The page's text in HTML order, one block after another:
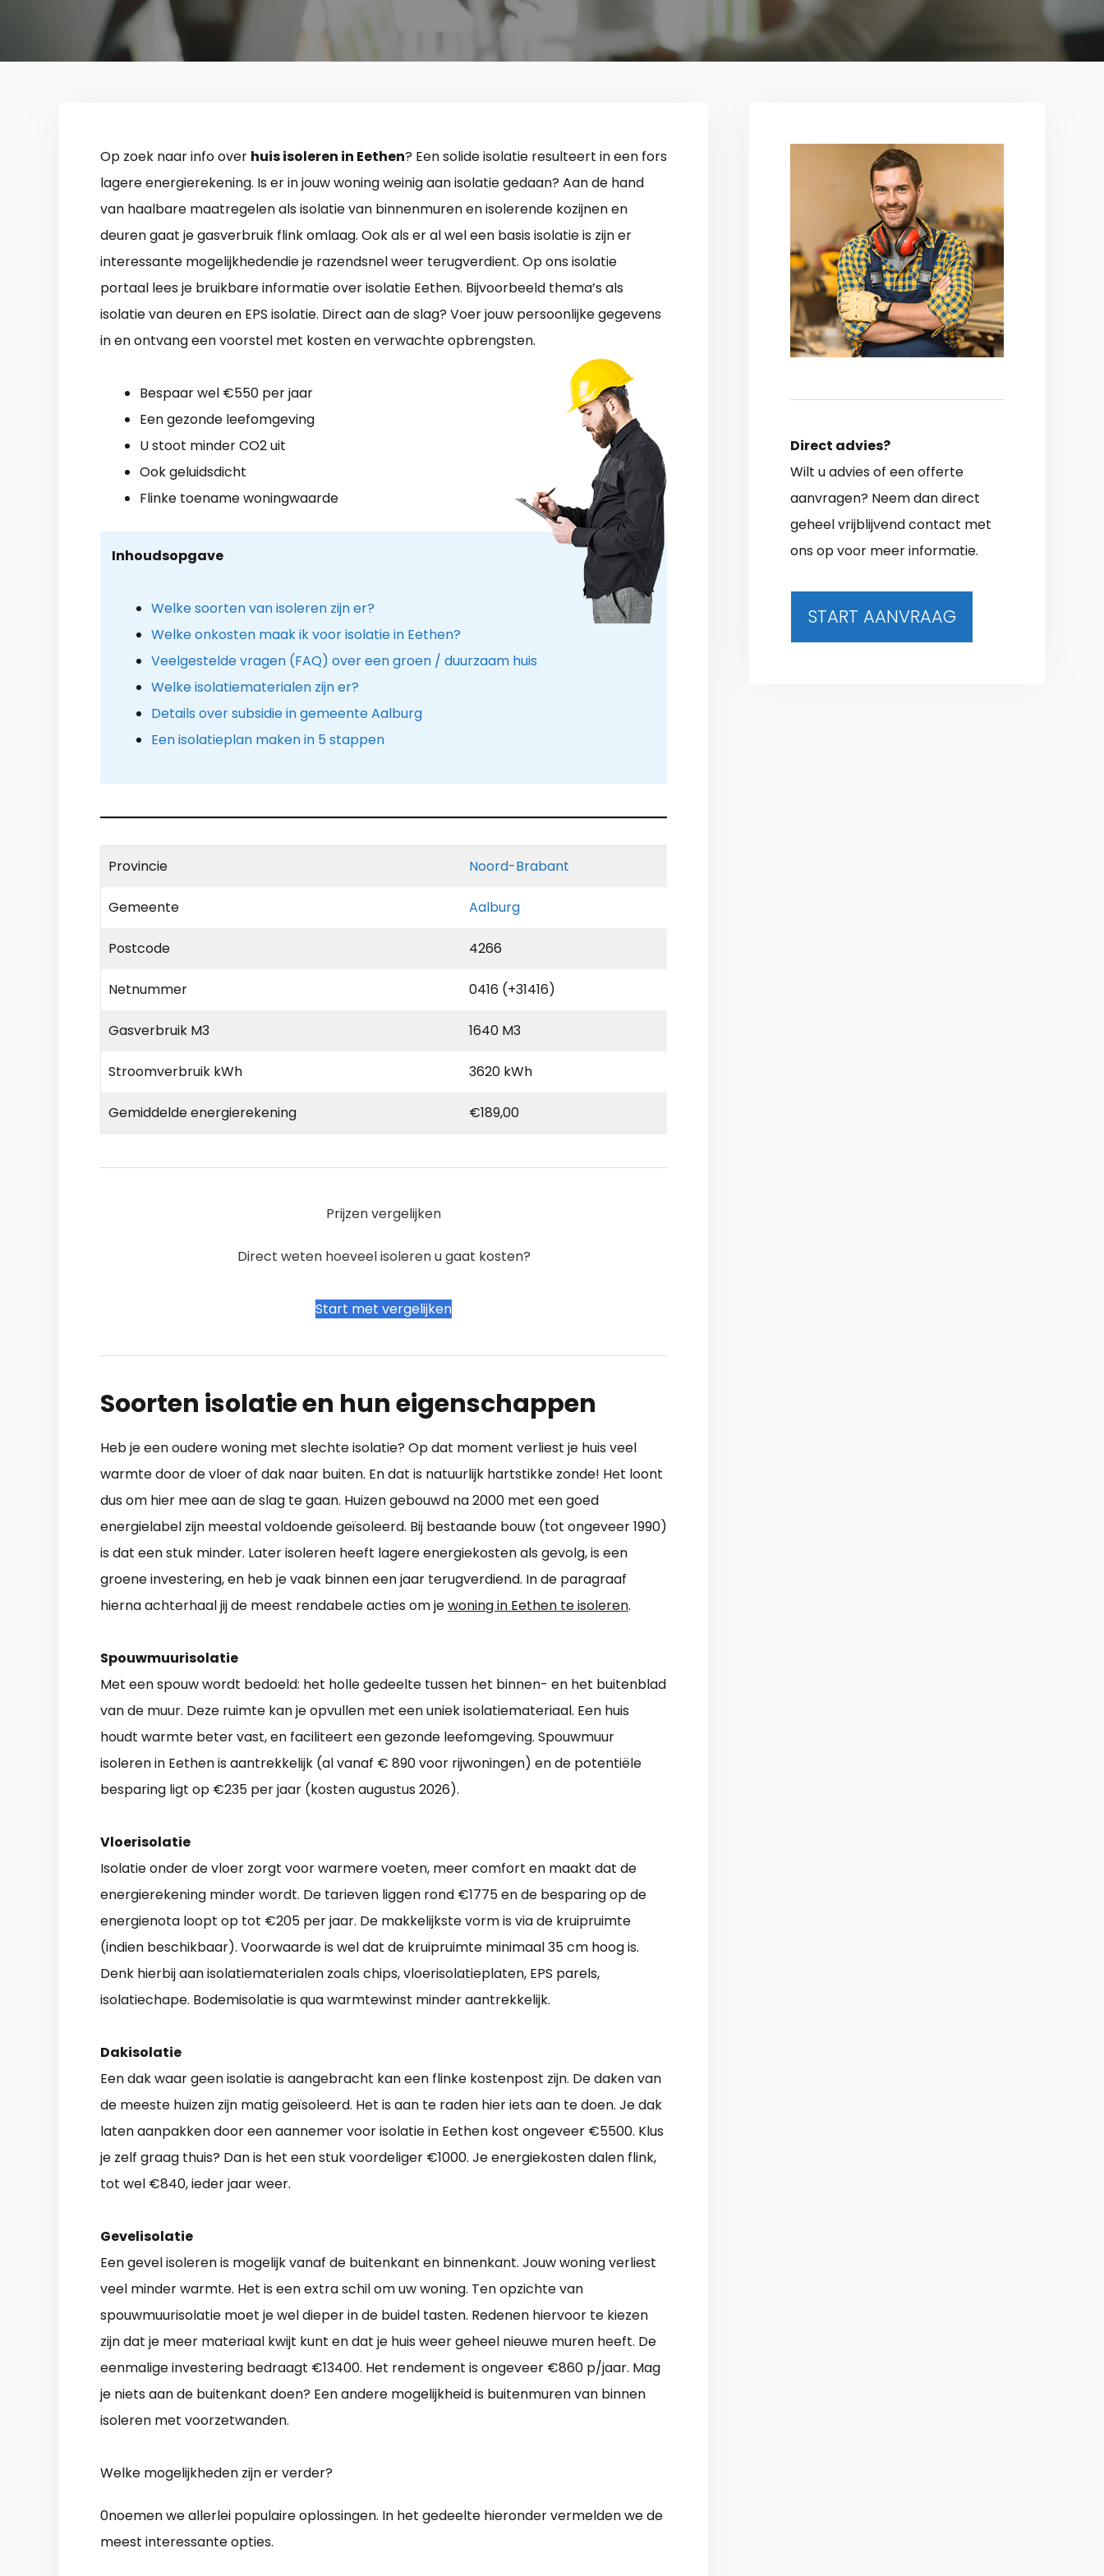
Op zoek naar info over huis isoleren in Eethen? Een solide isolatie resulteert in een fors
lagere energierekening. Is er in jouw woning weinig aan isolatie gedaan? Aan de hand
van haalbare maatregelen als isolatie van binnenmuren en isolerende kozijnen en
deuren gaat je gasverbruik flink omlaag. Ook als er al wel een basis isolatie is zijn er
interessante mogelijkhedendie je razendsnel weer terugverdient. Op ons isolatie
portaal lees je bruikbare informatie over isolatie Eethen. Bijvoorbeeld thema’s als
isolatie van deuren en EPS isolatie. Direct aan de slag? Voer jouw persoonlijke gegevens
in en ontvang een voorstel met kosten en verwachte opbrengsten.
Bespaar wel €550 per jaar
Een gezonde leefomgeving
U stoot minder CO2 uit
Ook geluidsdicht
Flinke toename woningwaarde
Inhoudsopgave
Welke soorten van isoleren zijn er?
Welke onkosten maak ik voor isolatie in Eethen?
Veelgestelde vragen (FAQ) over een groen / duurzaam huis
Welke isolatiematerialen zijn er?
Details over subsidie in gemeente Aalburg
Een isolatieplan maken in 5 stappen
Provincie Noord-Brabant
Gemeente Aalburg
Postcode 4266
Netnummer 0416 (+31416)
Gasverbruik M3 1640 M3
Stroomverbruik kWh 3620 kWh
Gemiddelde energierekening €189,00
Prijzen vergelijken
Direct weten hoeveel isoleren u gaat kosten?
Start met vergelijken
Soorten isolatie en hun eigenschappen
Heb je een oudere woning met slechte isolatie? Op dat moment verliest je huis veel
warmte door de vloer of dak naar buiten. En dat is natuurlijk hartstikke zonde! Het loont
dus om hier mee aan de slag te gaan. Huizen gebouwd na 2000 met een goed
energielabel zijn meestal voldoende geïsoleerd. Bij bestaande bouw (tot ongeveer 1990)
is dat een stuk minder. Later isoleren heeft lagere energiekosten als gevolg, is een
groene investering, en heb je vaak binnen een jaar terugverdiend. In de paragraaf
hierna achterhaal jij de meest rendabele acties om jewoning in Eethen te isoleren.
Spouwmuurisolatie
Met een spouw wordt bedoeld: het holle gedeelte tussen het binnen- en het buitenblad
van de muur. Deze ruimte kan je opvullen met een uniek isolatiemateriaal. Een huis
houdt warmte beter vast, en faciliteert een gezonde leefomgeving. Spouwmuur
isoleren in Eethen is aantrekkelijk (al vanaf € 890 voor rijwoningen) en de potentiële
besparing ligt op €235 per jaar (kosten augustus 2026).
Vloerisolatie
Isolatie onder de vloer zorgt voor warmere voeten, meer comfort en maakt dat de
energierekening minder wordt. De tarieven liggen rond €1775 en de besparing op de
energienota loopt op tot €205 per jaar. De makkelijkste vorm is via de kruipruimte
(indien beschikbaar). Voorwaarde is wel dat de kruipruimte minimaal 35 cm hoog is.
Denk hierbij aan isolatiematerialen zoals chips, vloerisolatieplaten, EPS parels,
isolatiechape. Bodemisolatie is qua warmtewinst minder aantrekkelijk.
Dakisolatie
Een dak waar geen isolatie is aangebracht kan een flinke kostenpost zijn. De daken van
de meeste huizen zijn matig geïsoleerd. Het is aan te raden hier iets aan te doen. Je dak
laten aanpakken door een aannemer voor isolatie in Eethen kost ongeveer €5500. Klus
je zelf graag thuis? Dan is het een stuk voordeliger €1000. Je energiekosten dalen flink,
tot wel €840, ieder jaar weer.
Gevelisolatie
Een gevel isoleren is mogelijk vanaf de buitenkant en binnenkant. Jouw woning verliest
veel minder warmte. Het is een extra schil om uw woning. Ten opzichte van
spouwmuurisolatie moet je wel dieper in de buidel tasten. Redenen hiervoor te kiezen
zijn dat je meer materiaal kwijt kunt en dat je huis weer geheel nieuwe muren heeft. De
eenmalige investering bedraagt €13400. Het rendement is ongeveer €860 p/jaar. Mag
je niets aan de buitenkant doen? Een andere mogelijkheid is buitenmuren van binnen
isoleren met voorzetwanden.
Welke mogelijkheden zijn er verder?
0noemen we allerlei populaire oplossingen. In het gedeelte hieronder vermelden we de
meest interessante opties.
Direct advies?
Wilt u advies of een offerte
aanvragen? Neem dan direct
geheel vrijblijvend contact met
ons op voor meer informatie.
START AANVRAAG